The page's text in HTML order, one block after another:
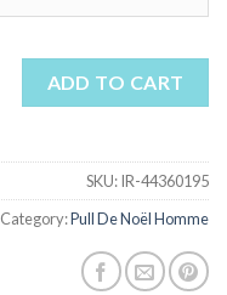
ADD TO CART
SKU:IR-44360195
Category:Pull De Noël Homme